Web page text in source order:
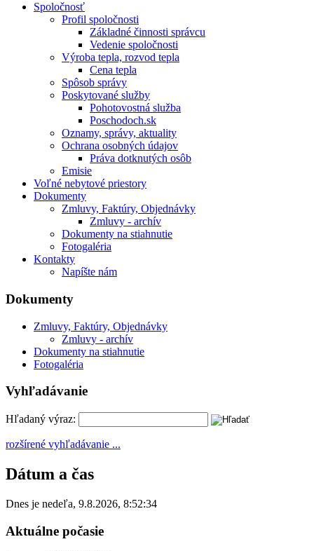
Spoločnosť
Profil spoločnosti
Základné činnosti správcu
Vedenie spoločnosti
Výroba tepla, rozvod tepla
Cena tepla
Spôsob správy
Poskytované služby
Pohotovostná služba
Poschodoch.sk
Oznamy, správy, aktuality
Ochrana osobných údajov
Práva dotknutých osôb
Emisie
Voľné nebytové priestory
Dokumenty
Zmluvy, Faktúry, Objednávky
Zmluvy - archív
Dokumenty na stiahnutie
Fotogaléria
Kontakty
Napíšte nám
Dokumenty
Zmluvy, Faktúry, Objednávky
Zmluvy - archív
Dokumenty na stiahnutie
Fotogaléria
Vyhľadávanie
Hľadaný výraz:
rozšírené vyhľadávanie ...
Dátum a čas
Dnes je nedeľa, 9.8.2026, 8:52:34
Aktuálne počasie